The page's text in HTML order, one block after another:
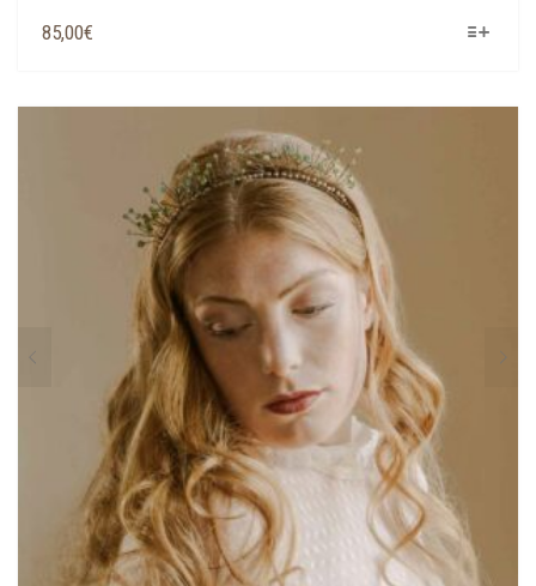
85,00€
PIÙ
OPZIONI
POSSONO
ESSERE
SCELTE
NELLA
PAGINA
PRODOTTO